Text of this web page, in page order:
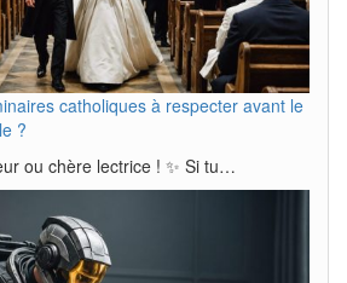
catholiques à respecter avant le
?
ou chère lectrice ! ✨ Si tu…